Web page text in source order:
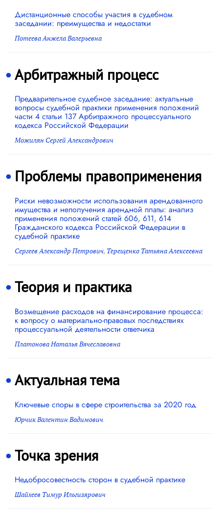
Дистанционные способы участия в судебном
заседании: преимущества и недостатки
Потеева Анжела Валерьевна
Арбитражный процесс
Предварительное судебное заседание: актуальные
вопросы судебной практики применения положений
части 4 статьи 137 Арбитражного процессуального
кодекса Российской Федерации
Можилян Сергей Александрович
Проблемы правоприменения
Риски невозможности использования арендованного
имущества и неполучения арендной платы: анализ
применения положений статей 606, 611, 614
Гражданского кодекса Российской Федерации в
судебной практике
Сергеев Александр Петрович, Терещенко Татьяна Алексеевна
Теория и практика
Возмещение расходов на финансирование процесса:
к вопросу о материально-правовых последствиях
процессуальной деятельности ответчика
Платонова Наталья Вячеславовна
Актуальная тема
Ключевые споры в сфере строительства за 2020 год
Юрчик Валентин Вадимович
Точка зрения
Недобросовестность сторон в судебной практике
Шайхеев Тимур Ильгизярович